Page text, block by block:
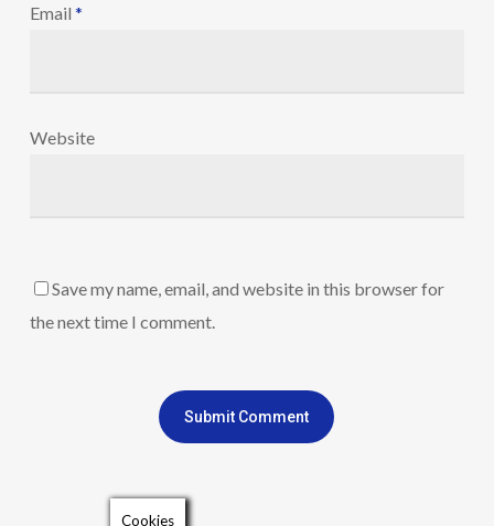
Email *
Website
Save my name, email, and website in this browser for
the next time I comment.
Cookies